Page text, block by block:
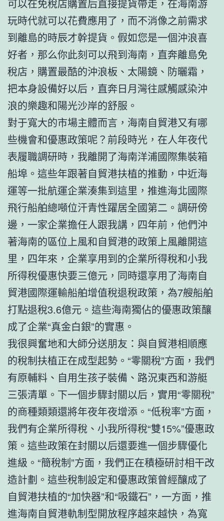
可以在免稅店購置后直接提貨帶走，在海南游
玩時代就可以花費應用了，而不消像之前需求
到離島的時辰才幹提貨。假如您是一個沖浪喜
好者，那么你此刻可以飛到海南，直奔離島免
稅店，購置最酷的沖浪板、太陽鏡、防曬霜，
把本身設備好以后，直奔日月灣往感觸感染沖
浪的樂趣和陽光沙岸的舒服。
對于寬大的市場主體而言，海南自貿港又有哪
些機會和優惠政策呢？前段時光，在人年夜代
表履職調研時，我離開了海南洋浦國際集裝箱
船埠。這些年跟著自貿港扶植的推動，中近海
運等一批航運企業湊集到這里，推進海北國際
飛行船舶總噸位汗青性躍居全國第二。調研傍
邊，一家企業擔任人跟我講，四年前，他們沖
著海南的區位上風和自貿港的政策上風離開這
里，四年來，企業享用到的企業所得稅和小我
所得稅優惠快要三億元，同時還享用了海南自
貿港國際運輸船舶增值稅退稅政策，為7艘船舶
打點退稅3.6億元。這些海南獨佔的優惠政策釀
成了企業“真金白銀”的實惠。
我很興奮地和大師分送朋友：與自貿港相順應
的稅制扶植正在成型起勢。“零關稅”方面，我們
有原輔料、自用生孩子裝備、路況東西和游艇
三張清單。下一個步驟封關以后，實用“零關稅”
的商種類類還將年夜年夜增添。“低稅率”方面，
我們有企業所得稅、小我所得稅“雙15%”優惠政
策。這些政策在封關以后還要進一個步驟優化
進級。“簡稅制”方面，我們正在積極研討相干改
造計劃。這些稅制設定和優惠政策曾經釀成了
自貿港扶植的“加快器”和“吸鐵石”，一方面，推
進海南自貿港軌制型開放程序越來越快，為寬